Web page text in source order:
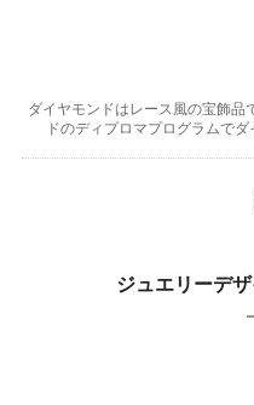
ダイヤモンドはレース風の宝飾品
ドのディプロマプログラムで
ジュエリーデ